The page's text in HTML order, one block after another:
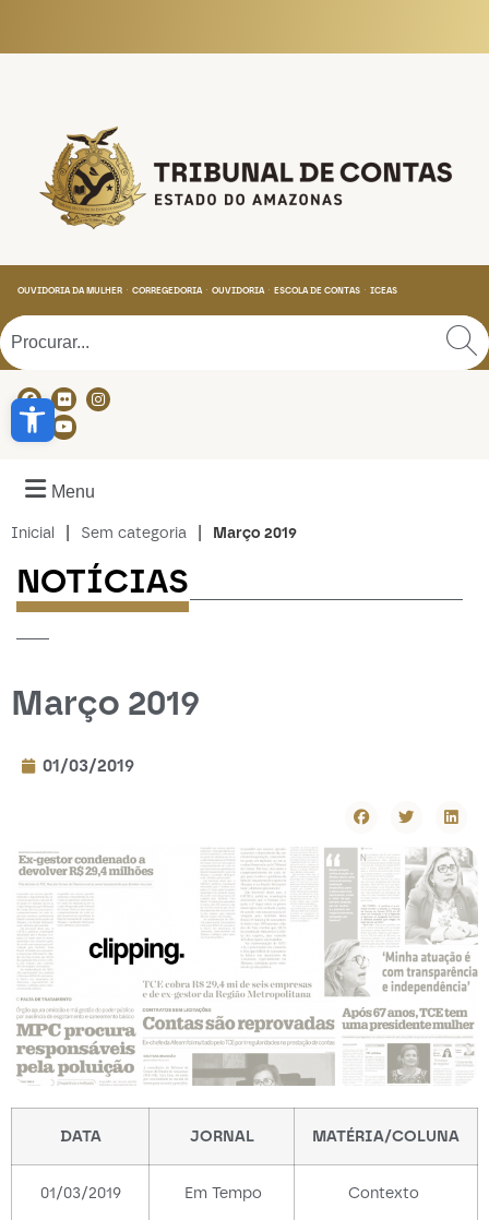
Abrir a barra de ferramentas
OUVIDORIA DA MULHER CORREGEDORIA OUVIDORIA ESCOLA DE CONTAS ICEAS
Menu
Inicial Sem categoria Março 2019
NOTÍCIAS
---
Março 2019
01/03/2019
DATA JORNAL MATÉRIA/COLUNA
01/03/2019 Em Tempo Contexto